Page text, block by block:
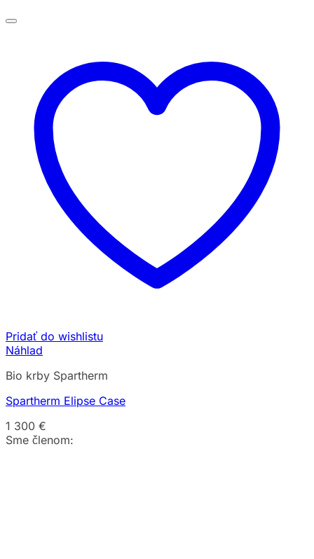
Pridať do wishlistu
Náhlad
Bio krby Spartherm
Spartherm Elipse Case
1 300 €
Sme členom: